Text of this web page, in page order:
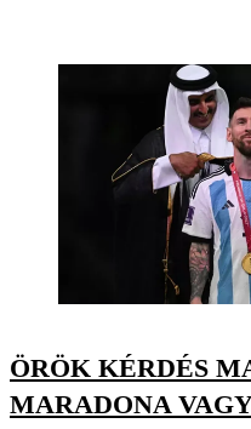
ÖRÖK KÉRDÉS
MARADONA